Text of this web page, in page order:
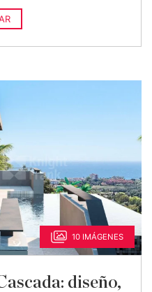
10 IMÁGENES
diseño,